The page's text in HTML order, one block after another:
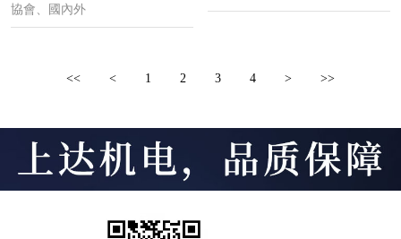
協會、國內外
<< < 1 2 3 4 > >>